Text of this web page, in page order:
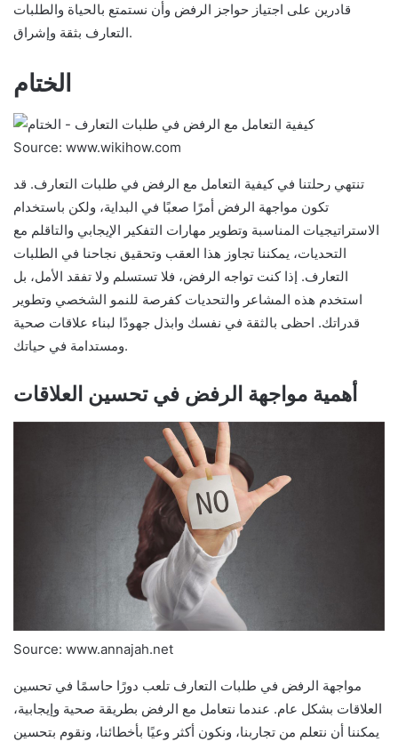
قادرين على اجتياز حواجز الرفض وأن نستمتع بالحياة والطلبات
التعارف بثقة وإشراق.
الختام
Source: www.wikihow.com
تنتهي رحلتنا في كيفية التعامل مع الرفض في طلبات التعارف. قد
تكون مواجهة الرفض أمرًا صعبًا في البداية، ولكن باستخدام
الاستراتيجيات المناسبة وتطوير مهارات التفكير الإيجابي والتاقلم مع
التحديات، يمكننا تجاوز هذا العقب وتحقيق نجاحنا في الطلبات
التعارف. إذا كنت تواجه الرفض، فلا تستسلم ولا تفقد الأمل، بل
استخدم هذه المشاعر والتحديات كفرصة للنمو الشخصي وتطوير
قدراتك. احظى بالثقة في نفسك وابذل جهودًا لبناء علاقات صحية
ومستدامة في حياتك.
أهمية مواجهة الرفض في تحسين العلاقات
Source: www.annajah.net
مواجهة الرفض في طلبات التعارف تلعب دورًا حاسمًا في تحسين
العلاقات بشكل عام. عندما نتعامل مع الرفض بطريقة صحية وإيجابية،
يمكننا أن نتعلم من تجاربنا، ونكون أكثر وعيًا بأخطائنا، ونقوم بتحسين